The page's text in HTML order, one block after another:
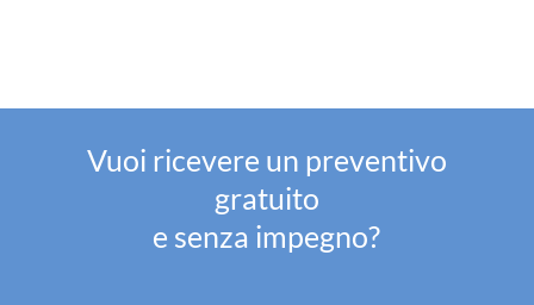
Vuoi ricevere un preventivo
gratuito
e senza impegno?